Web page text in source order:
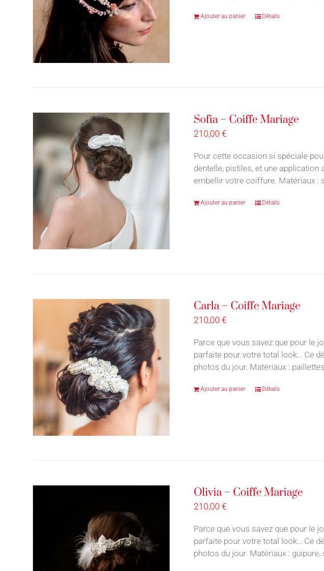
Ajouter au panier Détails
Sofia – Coiffe Mariage
210,00 €
Pour cette occasion si spéciale
dentelle, pistiles, et une application
embellir votre coiffure. Matériaux :
Ajouter au panier Détails
Carla – Coiffe Mariage
210,00 €
Parce que vous savez que pour le
parfaite pour votre total look… Ce
photos du jour. Matériaux :
Ajouter au panier Détails
Olivia – Coiffe Mariage
210,00 €
Parce que vous savez que pour le
parfaite pour votre total look… Ce
photos du jour. Matériaux :